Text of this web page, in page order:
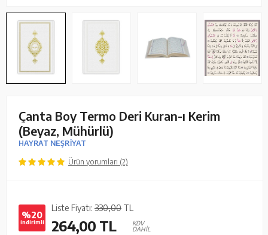
Çanta Boy Termo Deri Kuran-ı Kerim
(Beyaz, Mühürlü)
HAYRAT NEŞRİYAT
Ürün yorumları (2)
%20
indirimli
Liste Fiyatı: 330,00 TL
264,00 TL
KDV
DAHİL